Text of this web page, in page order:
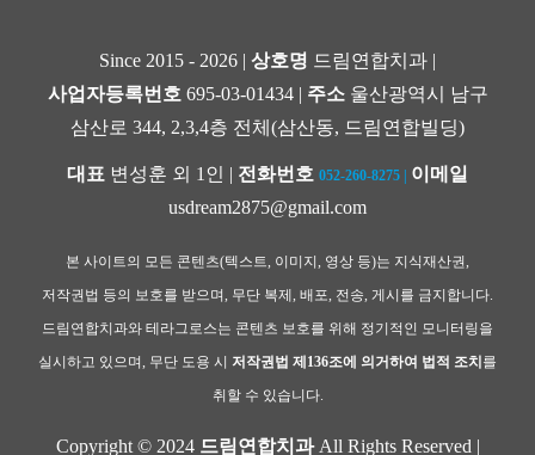
Since 2015 - 2026 | 상호명 드림연합치과 |
사업자등록번호 695-03-01434 | 주소울산광역시 남구
삼산로 344, 2,3,4층 전체(삼산동, 드림연합빌딩)
대표 변성훈 외 1인 | 전화번호 052-260-8275
이메일
usdream2875@gmail.com
본 사이트의 모든 콘텐츠(텍스트, 이미지, 영상 등)는 지식재산권,
저작권법 등의 보호를 받으며, 무단 복제, 배포, 전송, 게시를 금지합니다.
드림연합치과와 테라그로스는 콘텐츠 보호를 위해 정기적인 모니터링을
실시하고 있으며, 무단 도용 시 저작권법 제136조에 의거하여 법적 조치 를
취할 수 있습니다.
Copyright © 2024 드림연합치과All Rights Reserved |